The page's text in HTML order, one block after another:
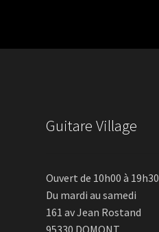
Guitare Village
Ouvert de 10h00 à 19h30
Du mardi au samedi
161 av Jean Rostand